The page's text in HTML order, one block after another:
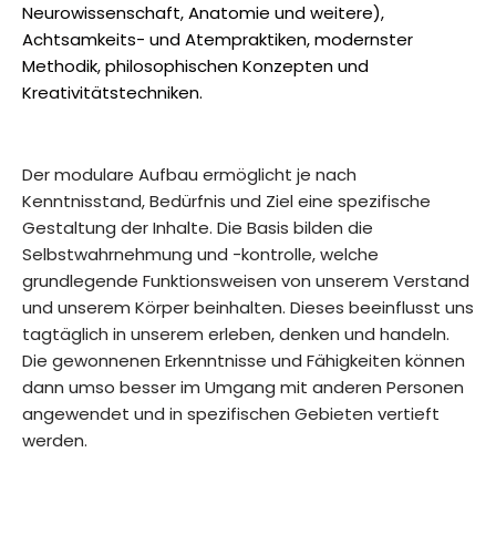
Neurowissenschaft, Anatomie und weitere),
Achtsamkeits- und Atempraktiken, modernster
Methodik, philosophischen Konzepten und
Kreativitätstechniken.
Der modulare Aufbau ermöglicht je nach
Kenntnisstand, Bedürfnis und Ziel eine spezifische
Gestaltung der Inhalte. Die Basis bilden die
Selbstwahrnehmung und -kontrolle, welche
grundlegende Funktionsweisen von unserem Verstand
und unserem Körper beinhalten. Dieses beeinflusst uns
tagtäglich in unserem erleben, denken und handeln.
Die gewonnenen Erkenntnisse und Fähigkeiten können
dann umso besser im Umgang mit anderen Personen
angewendet und in spezifischen Gebieten vertieft
werden.